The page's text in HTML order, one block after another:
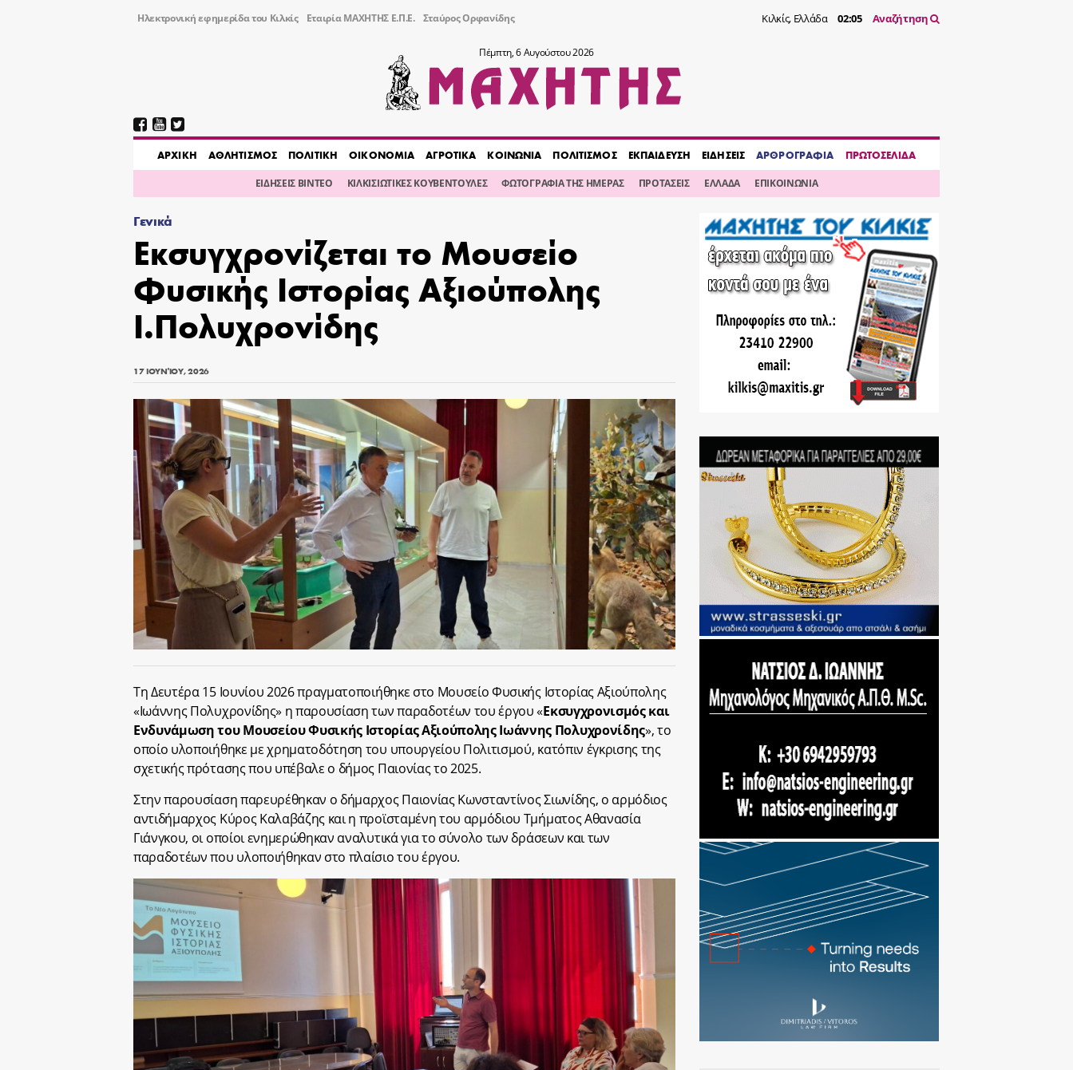
Ηλεκτρονική εφημερίδα του Κιλκίς Εταιρία ΜΑΧΗΤΗΣ Ε.Π.Ε. Σταύρος Ορφανίδης Κιλκίς, Ελλάδα 02:05 Αναζήτηση
Πέμπτη, 6 Αυγούστου 2026
AΡΧΙΚΗ ΑΘΛΗΤΙΣΜΟΣ ΠΟΛΙΤΙΚΗ ΟΙΚΟΝΟΜΙΑ ΑΓΡΟΤΙΚΑ ΚΟΙΝΩΝΙΑ ΠΟΛΙΤΙΣΜΟΣ ΕΚΠΑΙΔΕΥΣΗ ΕΙΔΗΣΕΙΣ ΑΡΘΡΟΓΡΑΦΙΑ ΠΡΩΤΟΣΕΛΙΔΑ
ΕΙΔΗΣΕΙΣ ΒΙΝΤΕΟ ΚΙΛΚΙΣΙΩΤΙΚΕΣ ΚΟΥΒΕΝΤΟΥΛΕΣ ΦΩΤΟΓΡΑΦΙΑ ΤΗΣ ΗΜΕΡΑΣ ΠΡΟΤΑΣΕΙΣ ΕΛΛΑΔΑ ΕΠΙΚΟΙΝΩΝΙΑ
Γενικά
Εκσυγχρονίζεται το Μουσείο
Φυσικής Ιστορίας Αξιούπολης
Ι.Πολυχρονίδης
17 ΙΟΥΝΊΟΥ, 2026
Τη Δευτέρα 15 Ιουνίου 2026 πραγματοποιήθηκε στο Μουσείο Φυσικής Ιστορίας Αξιούπολης
«Ιωάννης Πολυχρονίδης» η παρουσίαση των παραδοτέων του έργου «Εκσυγχρονισμός και
Ενδυνάμωση του Μουσείου Φυσικής Ιστορίας Αξιούπολης Ιωάννης Πολυχρονίδης», το
οποίο υλοποιήθηκε με χρηματοδότηση του υπουργείου Πολιτισμού, κατόπιν έγκρισης της
σχετικής πρότασης που υπέβαλε ο δήμος Παιονίας το 2025.
Στην παρουσίαση παρευρέθηκαν ο δήμαρχος Παιονίας Κωνσταντίνος Σιωνίδης, ο αρμόδιος
αντιδήμαρχος Κύρος Καλαβάζης και η προϊσταμένη του αρμόδιου Τμήματος Αθανασία
Γιάνγκου, οι οποίοι ενημερώθηκαν αναλυτικά για το σύνολο των δράσεων και των
παραδοτέων που υλοποιήθηκαν στο πλαίσιο του έργου.